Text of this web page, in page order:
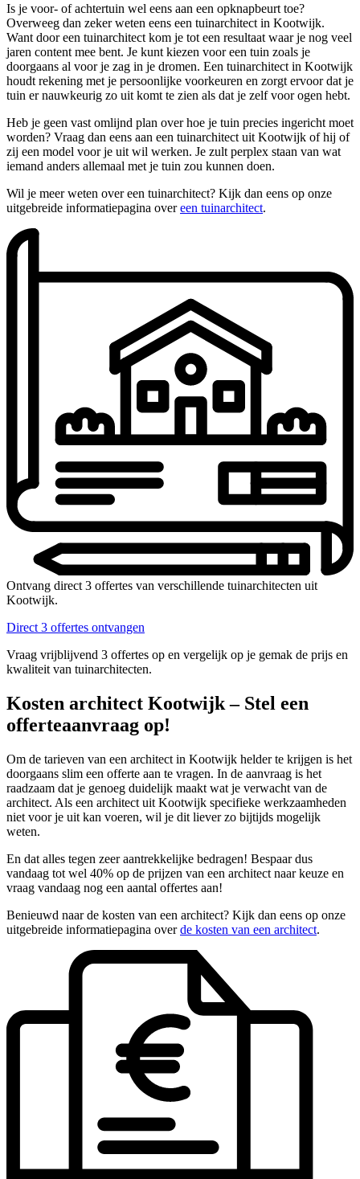
Is je voor- of achtertuin wel eens aan een opknapbeurt toe?
Overweeg dan zeker weten eens een tuinarchitect in Kootwijk.
Want door een tuinarchitect kom je tot een resultaat waar je nog veel
jaren content mee bent. Je kunt kiezen voor een tuin zoals je
doorgaans al voor je zag in je dromen. Een tuinarchitect in Kootwijk
houdt rekening met je persoonlijke voorkeuren en zorgt ervoor dat je
tuin er nauwkeurig zo uit komt te zien als dat je zelf voor ogen hebt.
Heb je geen vast omlijnd plan over hoe je tuin precies ingericht moet
worden? Vraag dan eens aan een tuinarchitect uit Kootwijk of hij of
zij een model voor je uit wil werken. Je zult perplex staan van wat
iemand anders allemaal met je tuin zou kunnen doen.
Wil je meer weten over een tuinarchitect? Kijk dan eens op onze
uitgebreide informatiepagina overeen tuinarchitect.
Ontvang direct 3 offertes van verschillende tuinarchitecten uit
Kootwijk.
Direct 3 offertes ontvangen
Vraag vrijblijvend 3 offertes op en vergelijk op je gemak de prijs en
kwaliteit van tuinarchitecten.
Kosten architect Kootwijk – Stel een
offerteaanvraag op!
Om de tarieven van een architect in Kootwijk helder te krijgen is het
doorgaans slim een offerte aan te vragen. In de aanvraag is het
raadzaam dat je genoeg duidelijk maakt wat je verwacht van de
architect. Als een architect uit Kootwijk specifieke werkzaamheden
niet voor je uit kan voeren, wil je dit liever zo bijtijds mogelijk
weten.
En dat alles tegen zeer aantrekkelijke bedragen! Bespaar dus
vandaag tot wel 40% op de prijzen van een architect naar keuze en
vraag vandaag nog een aantal offertes aan!
Benieuwd naar de kosten van een architect? Kijk dan eens op onze
uitgebreide informatiepagina overde kosten van een architect.